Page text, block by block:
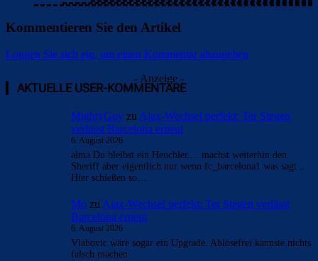
Kommentieren Sie den Artikel
Loggen Sie sich ein, um einen Kommentar abzugeben
- Anzeige -
AKTUELLE USER-KOMMENTARE
MightyGuy zu Ajax-Wechsel perfekt: Ter Stegen
verlässt Barcelona erneut
6. August 2026
alma Du bleibst ein Heuchler.... machst weiterhin den
Sheriff aber eigentlich nur wenn fc_barcelona1 was sagt ..
Hier schießen so…
Mo zu Ajax-Wechsel perfekt: Ter Stegen verlässt
Barcelona erneut
6. August 2026
Vlahovic wäre sogar ein Upgrade. Ablösefrei kannste nichts
falsch machen